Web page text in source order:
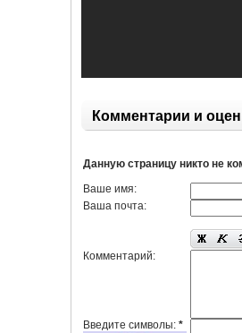
Комментарии и
Данную страницу никто не
Ваше имя:
Ваша почта:
Комментарий:
Введите символы:*